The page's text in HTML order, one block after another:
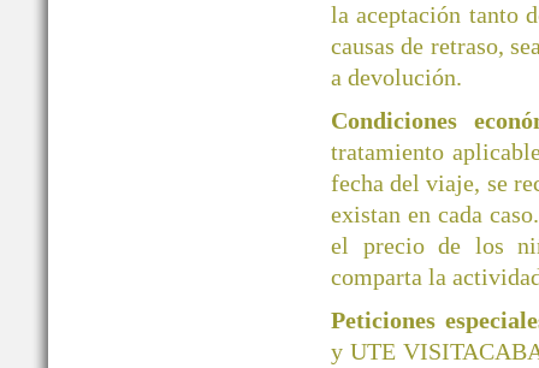
la aceptación tanto
causas de retraso,
a devolución.
Condiciones
tratamiento
fecha del viaje, se
existan en cada
el precio de los
comparta la
Peticiones
y UTE